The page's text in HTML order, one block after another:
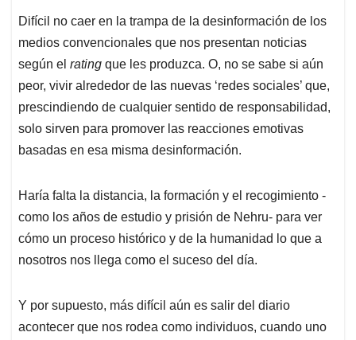
Difícil no caer en la trampa de la desinformación de los
medios convencionales que nos presentan noticias
según el rating que les produzca. O, no se sabe si aún
peor, vivir alrededor de las nuevas ‘redes sociales’ que,
prescindiendo de cualquier sentido de responsabilidad,
solo sirven para promover las reacciones emotivas
basadas en esa misma desinformación.
Haría falta la distancia, la formación y el recogimiento -
como los años de estudio y prisión de Nehru- para ver
cómo un proceso histórico y de la humanidad lo que a
nosotros nos llega como el suceso del día.
Y por supuesto, más difícil aún es salir del diario
acontecer que nos rodea como individuos, cuando uno